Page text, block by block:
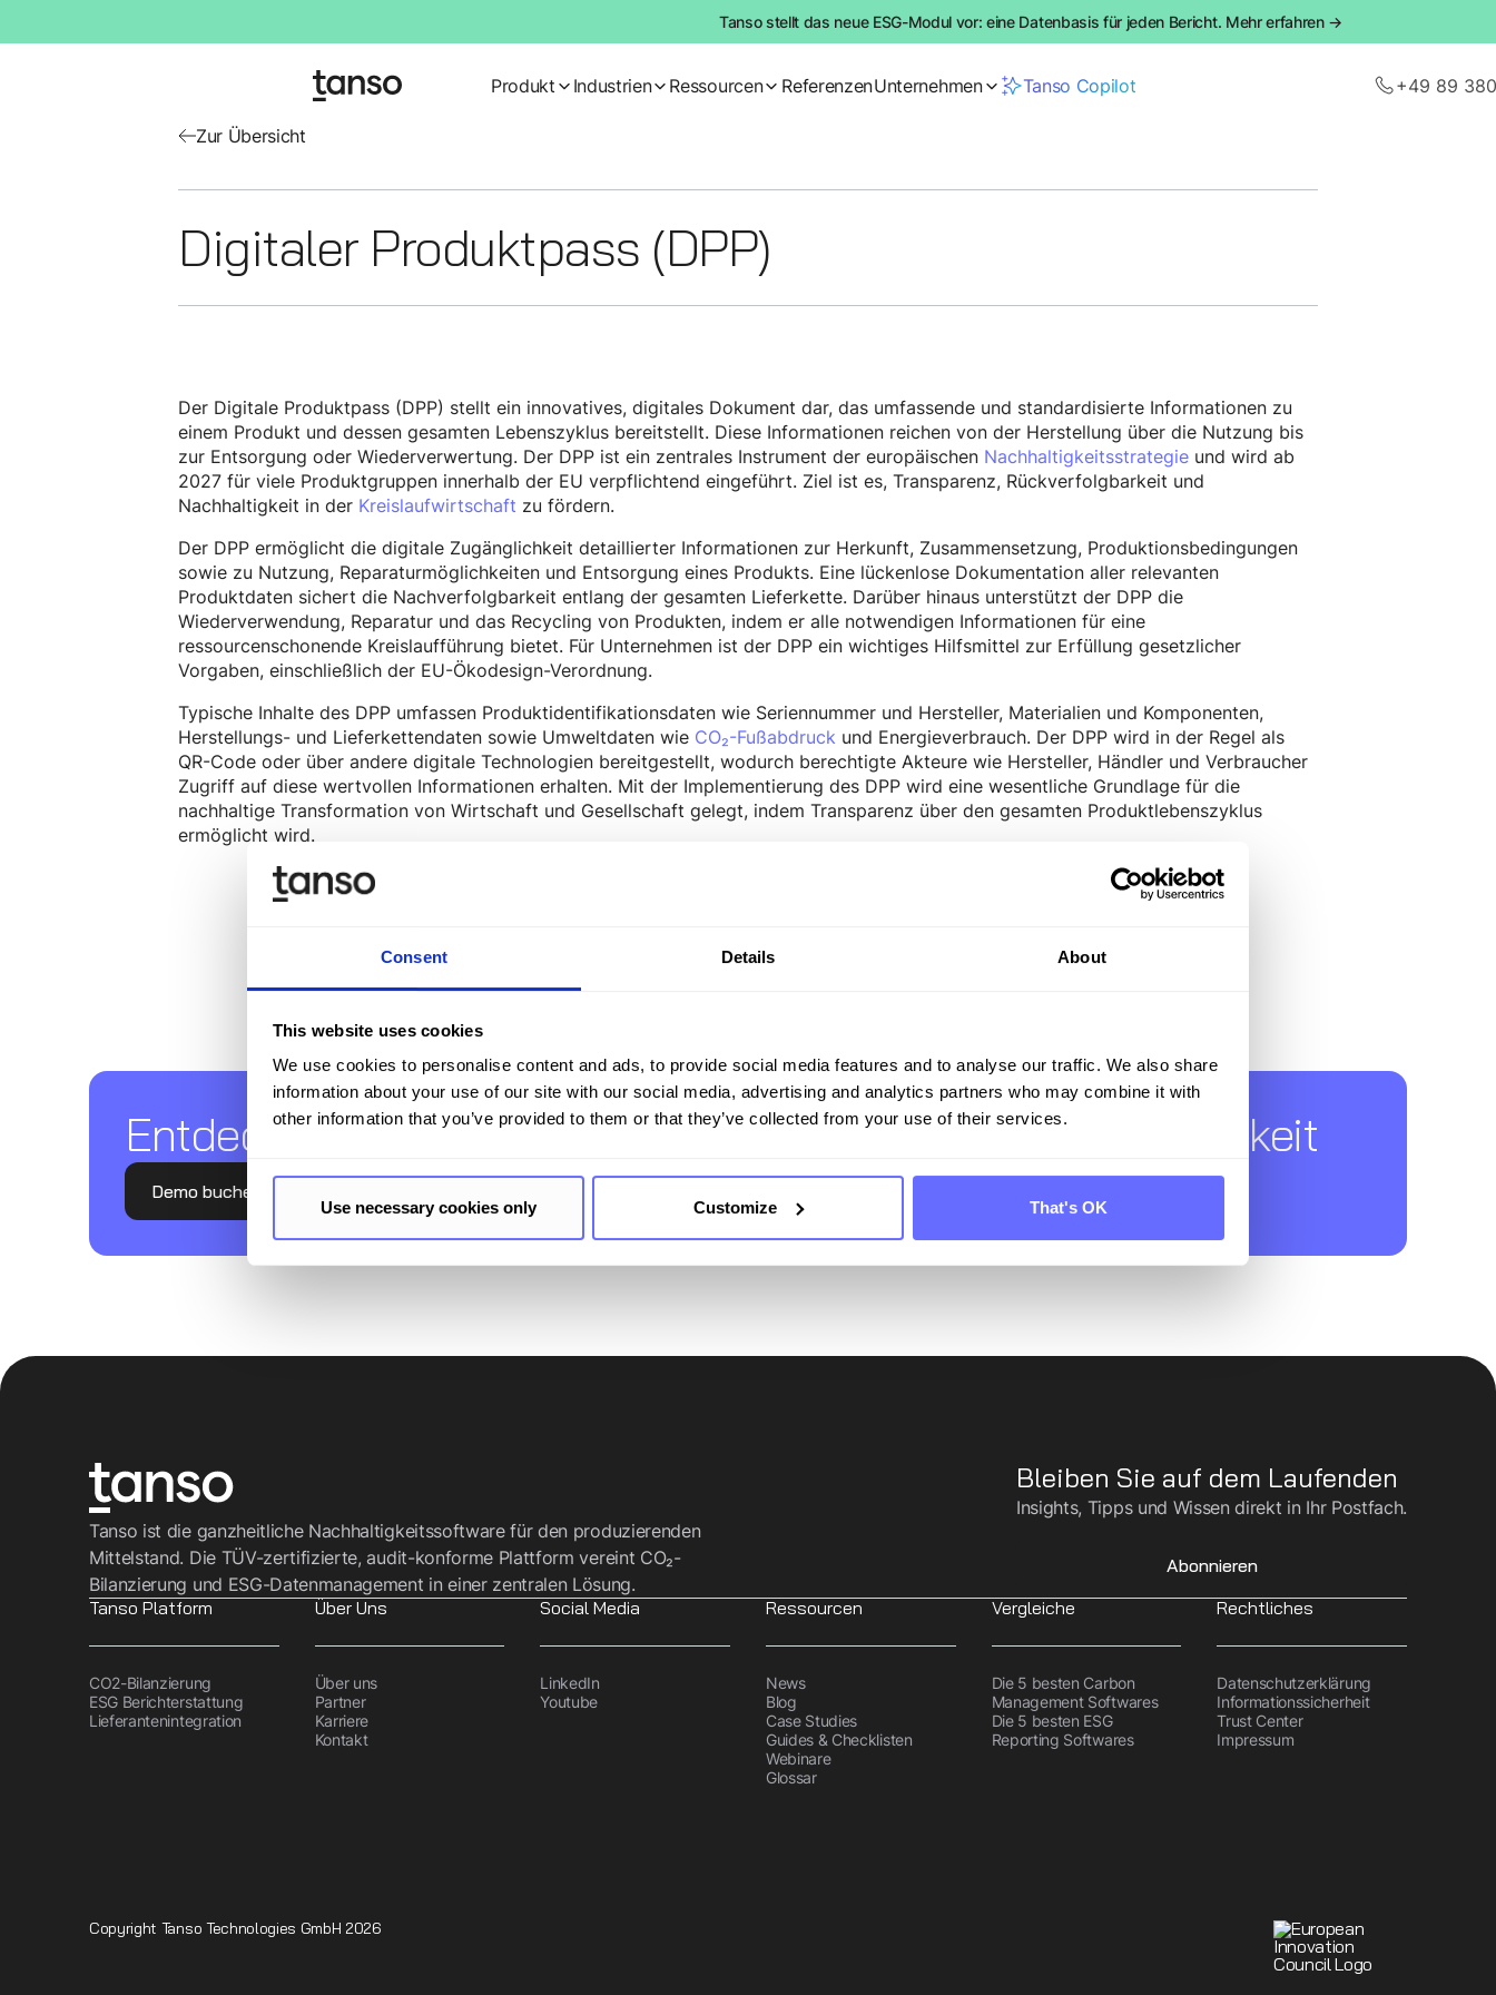
Consent Details About
This website uses cookies
We use cookies to personalise content and ads, to provide social media features and to analyse our traffic. We also share
information about your use of our site with our social media, advertising and analytics partners who may combine it with
other information that you’ve provided to them or that they’ve collected from your use of their services.
Use necessary cookies only Customize That's OK
Zur Übersicht
Digitaler Produktpass (DPP)
Der Digitale Produktpass (DPP) stellt ein innovatives, digitales Dokument dar, das umfassende und standardisierte Informationen zu
einem Produkt und dessen gesamten Lebenszyklus bereitstellt. Diese Informationen reichen von der Herstellung über die Nutzung bis
zur Entsorgung oder Wiederverwertung. Der DPP ist ein zentrales Instrument der europäischen Nachhaltigkeitsstrategie und wird ab
2027 für viele Produktgruppen innerhalb der EU verpflichtend eingeführt. Ziel ist es, Transparenz, Rückverfolgbarkeit und
Nachhaltigkeit in der Kreislaufwirtschaft zu fördern.
Der DPP ermöglicht die digitale Zugänglichkeit detaillierter Informationen zur Herkunft, Zusammensetzung, Produktionsbedingungen
sowie zu Nutzung, Reparaturmöglichkeiten und Entsorgung eines Produkts. Eine lückenlose Dokumentation aller relevanten
Produktdaten sichert die Nachverfolgbarkeit entlang der gesamten Lieferkette. Darüber hinaus unterstützt der DPP die
Wiederverwendung, Reparatur und das Recycling von Produkten, indem er alle notwendigen Informationen für eine
ressourcenschonende Kreislaufführung bietet. Für Unternehmen ist der DPP ein wichtiges Hilfsmittel zur Erfüllung gesetzlicher
Vorgaben, einschließlich der EU-Ökodesign-Verordnung.
Typische Inhalte des DPP umfassen Produktidentifikationsdaten wie Seriennummer und Hersteller, Materialien und Komponenten,
Herstellungs- und Lieferkettendaten sowie Umweltdaten wie CO₂-Fußabdruck und Energieverbrauch. Der DPP wird in der Regel als
QR-Code oder über andere digitale Technologien bereitgestellt, wodurch berechtigte Akteure wie Hersteller, Händler und Verbraucher
Zugriff auf diese wertvollen Informationen erhalten. Mit der Implementierung des DPP wird eine wesentliche Grundlage für die
nachhaltige Transformation von Wirtschaft und Gesellschaft gelegt, indem Transparenz über den gesamten Produktlebenszyklus
ermöglicht wird.
Tanso stellt das neue ESG-Modul vor: eine Datenbasis für jeden Bericht. Mehr erfahren →
Produkt Industrien Ressourcen ReferenzenUnternehmen Tanso Copilot +49 89
Entdecken Sie Tanso – Ihre Komplettl­ösung für Nachhaltigkeit
Demo buchen
Tanso ist die ganzheitliche Nachhaltigkeitssoftware für den produzierenden
Mittelstand. Die TÜV-zertifizierte, audit-konforme Plattform vereint CO₂-
Bilanzierung und ESG-Datenmanagement in einer zentralen Lösung.
Bleiben Sie auf dem Laufenden
Insights, Tipps und Wissen direkt in Ihr Postfach.
Abonnieren
Tanso Platform
CO2-Bilanzierung
ESG Berichterstattung
Lieferantenintegration
Über Uns
Über uns
Partner
Karriere
Kontakt
Social Media
LinkedIn
Youtube
Ressourcen
News
Blog
Case Studies
Guides & Checklisten
Webinare
Glossar
Vergleiche
Die 5 besten Carbon
Management Softwares
Die 5 besten ESG
Reporting Softwares
Rechtliches
Datenschutzerklärung
Informationssicherheit
Trust Center
Impressum
Copyright Tanso Technologies GmbH 2026